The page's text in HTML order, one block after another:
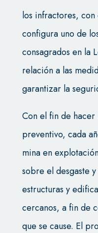
los infractores,
configura uno de
consagrados en la
relación a las
garantizar la
Con el fin de hacer
preventivo, cada
mina en
sobre el desgaste
estructuras y
cercanos, a fin de
que se cause. El